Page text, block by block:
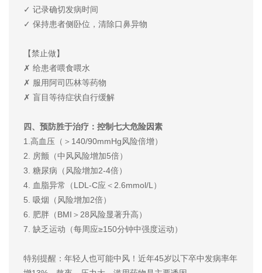
✓ 记录确切发病时间
✓ 保持患者侧卧位，清除口鼻异物
【禁止做】
✗ 给患者喂食喂水
✗ 服用阿司匹林等药物
✗ 盲目等待症状自行缓解
四、预防胜于治疗：控制七大危险因素
1.高血压（＞140/90mmHg风险倍增）
2. 房颤（中风风险增加5倍）
3. 糖尿病（风险增加2-4倍）
4. 血脂异常（LDL-C应＜2.6mmol/L）
5. 吸烟（风险增加2倍）
6. 肥胖（BMI＞28风险显著升高）
7. 缺乏运动（每周应≥150分钟中强度运动）
特别提醒：年轻人也可能中风！近年45岁以下卒中发病率年